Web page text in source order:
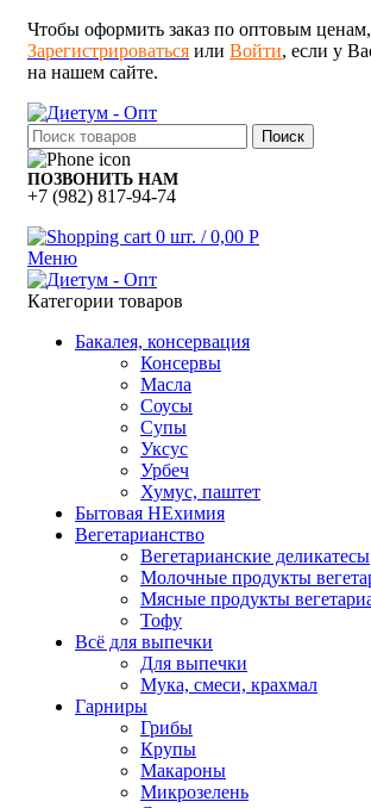
Чтобы оформить заказ по оптовым
Зарегистрироваться или Войти, если у
на нашем сайте.
Поиск
ПОЗВОНИТЬ НАМ
+7 (982) 817-94-74
0 шт. / 0,00 Р
Меню
Категории товаров
Бакалея, консервация
Консервы
Масла
Соусы
Супы
Уксус
Урбеч
Хумус, паштет
Бытовая НЕхимия
Вегетарианство
Вегетарианские деликатесы
Молочные продукты
Мясные продукты
Тофу
Всё для выпечки
Для выпечки
Мука, смеси, крахмал
Гарниры
Грибы
Крупы
Макароны
Микрозелень